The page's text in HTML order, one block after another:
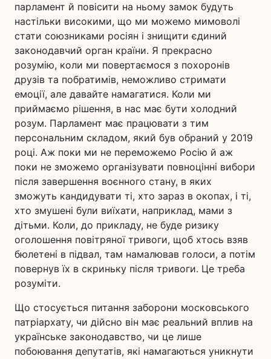
парламент й повісити на ньому замок будуть
настільки високими, що ми можемо мимоволі
стати союзниками росіян і знищити єдиний
законодавчий орган країни. Я прекрасно
розумію, коли ми повертаємося з похоронів
друзів та побратимів, неможливо стримати
емоції, але давайте намагатися. Коли ми
приймаємо рішення, в нас має бути холодний
розум. Парламент має працювати з тим
персональним складом, який був обраний у 2019
році. Аж поки ми не переможемо Росію й аж
поки не зможемо організувати повноцінні вибори
після завершення воєнного стану, в яких
зможуть кандидувати ті, хто зараз в окопах, і ті,
хто змушені були виїхати, наприклад, мами з
дітьми. Коли, до прикладу, не буде ризику
оголошення повітряної тривоги, щоб хтось взяв
бюлетені в підвал, там намалював голоси, а потім
повернув їх в скриньку після тривоги. Це треба
розуміти.
Що стосується питання заборони московського
патріархату, чи дійсно він має реальний вплив на
українське законодавство, чи це лише
побоювання депутатів, які намагаються уникнути